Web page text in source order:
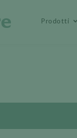
Prodotti